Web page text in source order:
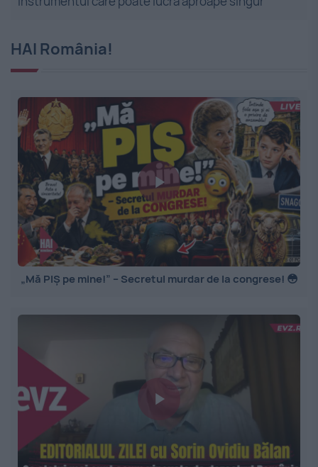
HAI România!
„Mă PIȘ pe mine!” – Secretul murdar de la congrese! 😳